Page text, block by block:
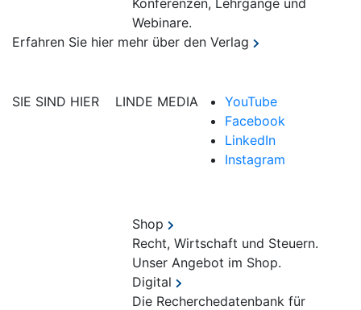
Konferenzen, Lehrgänge und
Webinare.
Erfahren Sie hier mehr über den Verlag
SIE SIND HIER LINDE MEDIA
YouTube
Facebook
LinkedIn
Instagram
Shop
Recht, Wirtschaft und Steuern.
Unser Angebot im Shop.
Digital
Die Recherchedatenbank für